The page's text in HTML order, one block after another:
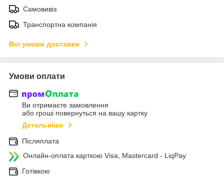
Самовивіз
Транспортна компанія
Всі умови доставки
Умови оплати
Ви отримаєте замовлення
або гроші повернуться на вашу картку
Детальніше
Післяплата
Онлайн-оплата карткою Visa, Mastercard - LiqPay
Готівкою